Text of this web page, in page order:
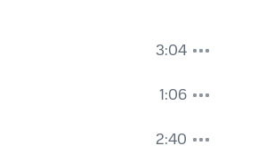
3:04
1:06
2:40